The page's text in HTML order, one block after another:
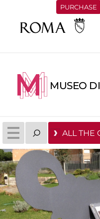
PURCHASE
MUSEO
ALL THE